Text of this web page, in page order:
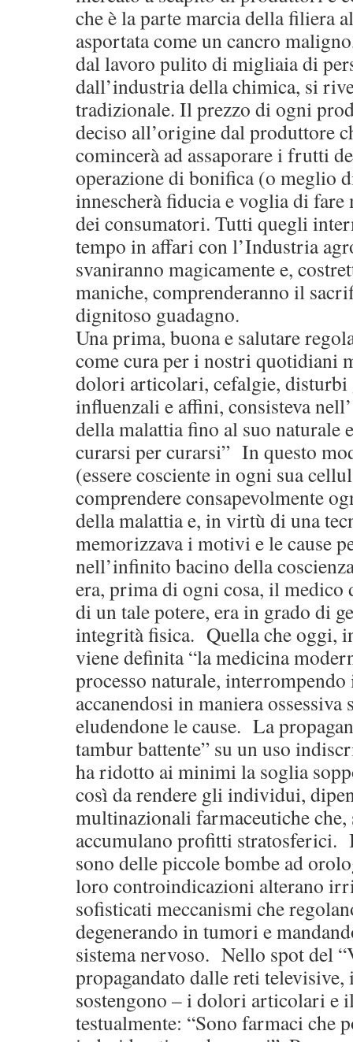
che è la parte marcia della filiera
asportata come un cancro
dal lavoro pulito di migliaia di
dall’industria della chimica, si
tradizionale. Il prezzo di ogni
deciso all’origine dal produttore
comincerà ad assaporare i frutti
operazione di bonifica (o meglio
innescherà fiducia e voglia di
dei consumatori. Tutti quegli
tempo in affari con l’Industria
svaniranno magicamente e,
maniche, comprenderanno il
dignitoso guadagno.
Una prima, buona e salutare
come cura per i nostri quotidiani
dolori articolari, cefalgie, disturbi
influenzali e affini, consisteva
della malattia fino al suo naturale
curarsi per curarsi” In questo
(essere cosciente in ogni sua
comprendere consapevolmente
della malattia e, in virtù di una
memorizzava i motivi e le cause
nell’infinito bacino della
era, prima di ogni cosa, il medico
di un tale potere, era in grado di
integrità fisica. Quella che oggi,
viene definita “la medicina
processo naturale,
accanendosi in maniera
eludendone le cause. La
tambur battente” su un uso
ha ridotto ai minimi la soglia
così da rendere gli individui,
multinazionali farmaceutiche
accumulano profitti stratosferici.
sono delle piccole bombe ad
loro controindicazioni alterano
sofisticati meccanismi che
degenerando in tumori e
sistema nervoso. Nello spot del
propagandato dalle reti
sostengono – i dolori articolari e
testualmente: “Sono farmaci che